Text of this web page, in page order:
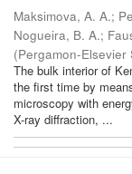
Maksimova, A. A.;
Nogueira, B. A.;
(Pergamon-Elsevier
The bulk interior of
the first time by
microscopy with
X-ray diffraction, ...